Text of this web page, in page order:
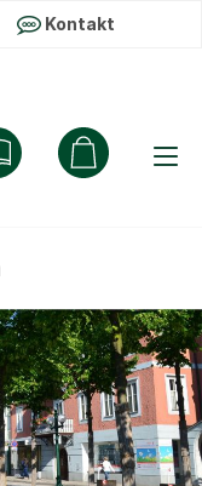
Kontakt